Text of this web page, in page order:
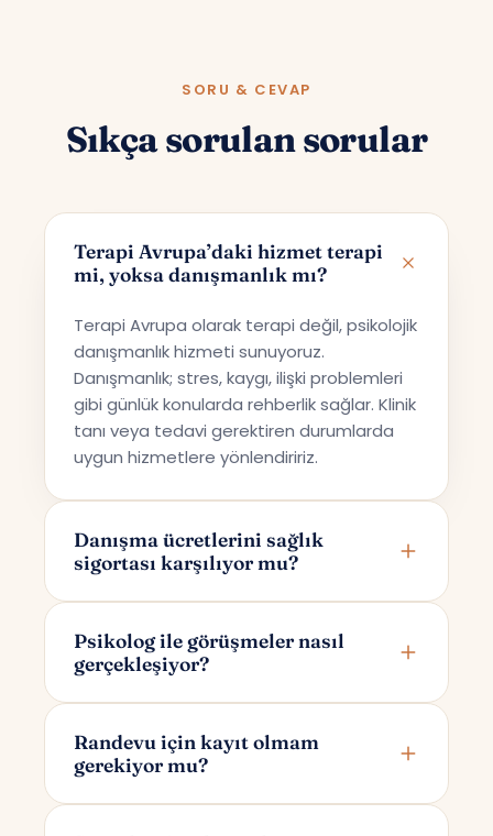
SORU & CEVAP
Sıkça sorulan sorular
Terapi Avrupa’daki hizmet terapi
mi, yoksa danışmanlık mı?
Terapi Avrupa olarak terapi değil, psikolojik
danışmanlık hizmeti sunuyoruz.
Danışmanlık; stres, kaygı, ilişki problemleri
gibi günlük konularda rehberlik sağlar. Klinik
tanı veya tedavi gerektiren durumlarda
uygun hizmetlere yönlendiririz.
Danışma ücretlerini sağlık
sigortası karşılıyor mu?
sunmaktadır; bu nedenle ücretler sağlık
sigortaları tarafından karşılanmamaktadır.
Psikolog ile görüşmeler nasıl
gerçekleşiyor?
üzerinden yapılır. Randevunuzu
oluşturduktan sonra yalnızca size ve
Randevu için kayıt olmam
gerekiyor mu?